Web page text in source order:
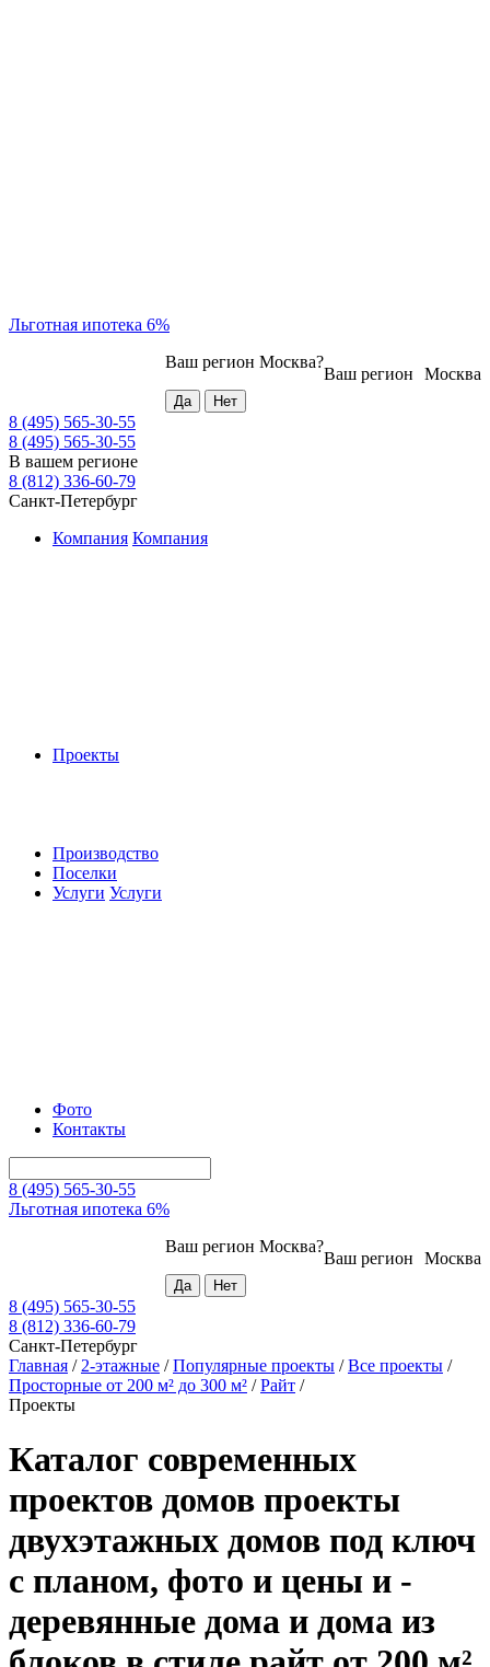
Льготная ипотека 6%
Москва
Ваш регион
Ваш регион Москва?
8 (495) 565-30-55
8 (495) 565-30-55
В вашем регионе
8 (812) 336-60-79
Санкт-Петербург
Компания Компания
Проекты
Производство
Поселки
Услуги Услуги
Фото
Контакты
8 (495) 565-30-55
Льготная ипотека 6%
Москва
Ваш регион
Ваш регион Москва?
8 (495) 565-30-55
8 (812) 336-60-79
Санкт-Петербург
Главная / 2-этажные /Популярные проекты /Все проекты /
Просторные от 200 м² до 300 м² /Райт /
Проекты
Каталог современных
проектов домов проекты
двухэтажных домов под ключ
с планом, фото и цены и -
деревянные дома и дома из